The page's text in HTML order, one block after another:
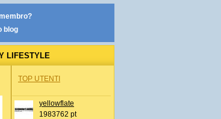
blog
LIFESTYLE
TOP UTENTI
yellowflate
1983762 pt